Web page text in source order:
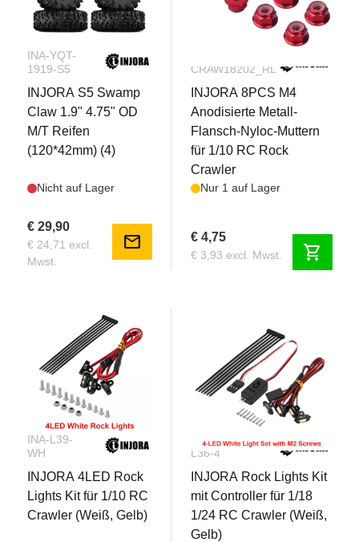
INA-YQT-
1919-S5
INJORA S5 Swamp
Claw 1.9" 4.75" OD
M/T Reifen
(120*42mm) (4)
Nicht auf Lager
€ 29,90
€ 24,71 excl.
Mwst.
mail
CRAW18202_RD
INJORA 8PCS M4
Anodisierte Metall-
Flansch-Nyloc-Muttern
für 1/10 RC Rock
Crawler
Nur 1 auf Lager
€ 4,75
€ 3,93 excl. Mwst. shopping_cart
INA-L39-
WH
INJORA 4LED Rock
Lights Kit für 1/10 RC
Crawler (Weiß, Gelb)
INA-DG-
L36-4
INJORA Rock Lights Kit
mit Controller für 1/18
1/24 RC Crawler (Weiß,
Gelb)